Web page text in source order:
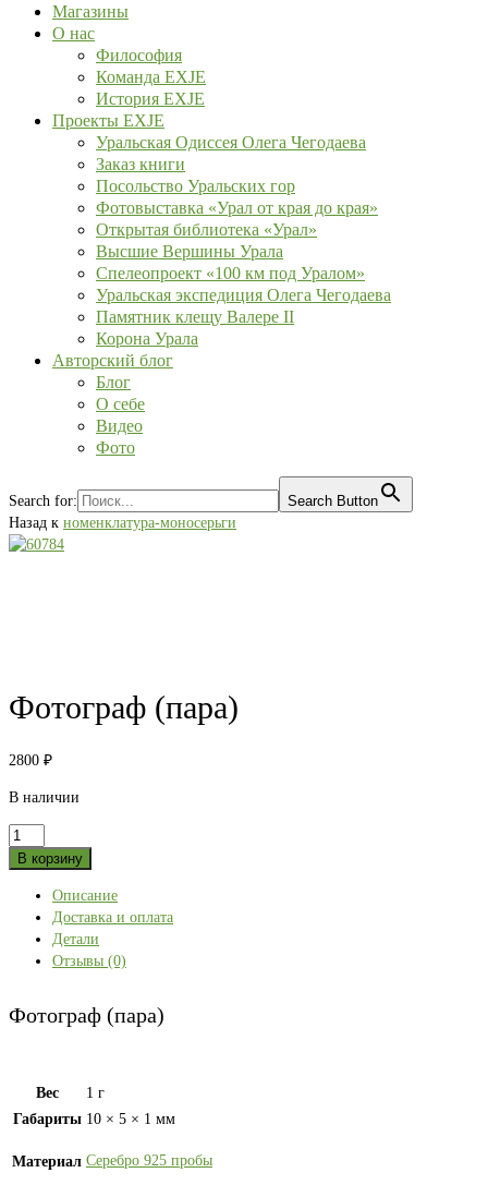
Магазины
О нас
Философия
Команда EXJE
История EXJE
Проекты EXJE
Уральская Одиссея Олега Чегодаева
Заказ книги
Посольство Уральских гор
Фотовыставка «Урал от края до края»
Открытая библиотека «Урал»
Высшие Вершины Урала
Спелеопроект «100 км под Уралом»
Уральская экспедиция Олега Чегодаева
Памятник клещу Валере II
Корона Урала
Авторский блог
Блог
О себе
Видео
Фото
Search for:
Search Button
Назад к номенклатура-моносерьги
Фотограф (пара)
2800 ₽
В наличии
Количество
товара
(пара)
В корзину
Описание
Доставка и оплата
Детали
Отзывы (0)
Фотограф (пара)
Вес
1 г
Габариты 10 × 5 × 1 мм
Материал Серебро 925 пробы